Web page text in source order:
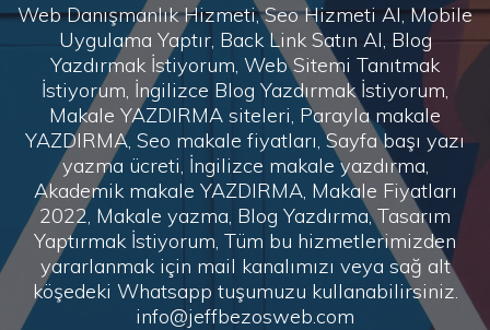
Web Danışmanlık Hizmeti, Seo Hizmeti Al, Mobile
Uygulama Yaptır, Back Link Satın Al, Blog
Yazdırmak İstiyorum, Web Sitemi Tanıtmak
İstiyorum, İngilizce Blog Yazdırmak İstiyorum,
Makale YAZDIRMA siteleri, Parayla makale
YAZDIRMA, Seo makale fiyatları, Sayfa başı yazı
yazma ücreti, İngilizce makale yazdırma,
Akademik makale YAZDIRMA, Makale Fiyatları
2022, Makale yazma, Blog Yazdırma, Tasarım
Yaptırmak İstiyorum, Tüm bu hizmetlerimizden
yararlanmak için mail kanalımızı veya sağ alt
köşedeki Whatsapp tuşumuzu kullanabilirsiniz.
info@jeffbezosweb.com